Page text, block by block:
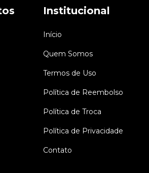
Institucional
Início
Quem Somos
Termos de Uso
Política de Reembolso
Política de Troca
Política de Privacidade
Contato